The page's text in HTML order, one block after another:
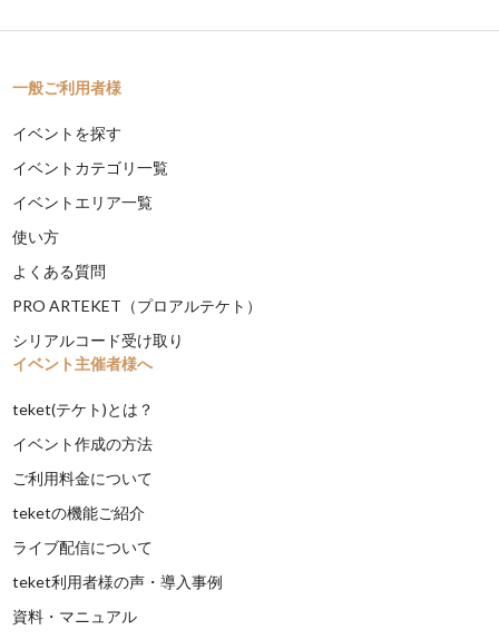
一般ご利用者様
イベントを探す
イベントカテゴリ一覧
イベントエリア一覧
使い方
よくある質問
PRO ARTEKET（プロアルテケト）
シリアルコード受け取り
イベント主催者様へ
teket(テケト)とは？
イベント作成の方法
ご利用料金について
teketの機能ご紹介
ライブ配信について
teket利用者様の声・導入事例
資料・マニュアル